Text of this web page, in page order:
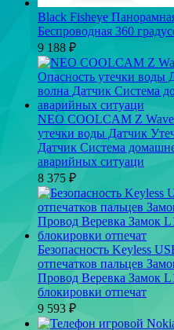
Black Fisheye
Беспроводная 360
9 188 ₽
NEO COOLCAM Z
утечки воды Датчик
Датчик Система
аварийных ситуаци
8 375 ₽
Безопасность Keyless
отпечатков пальцев
Провод Веревка Замок
блокировки отпечат
9 593 ₽